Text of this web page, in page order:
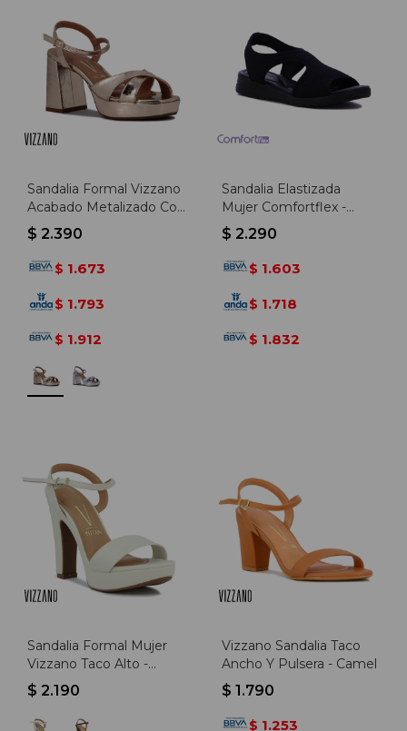
Sandalia Formal Vizzano
Acabado Metalizado Con
Pulsera Y Hebilla -
Dorado
$ 2.390
$ 1.673
$ 1.793
$ 1.912
Sandalia Elastizada
Mujer Comfortflex -
Negro-negro
$ 2.290
$ 1.603
$ 1.718
$ 1.832
Sandalia Formal Mujer
Vizzano Taco Alto -
Blanco
$ 2.190
Vizzano Sandalia Taco
Ancho Y Pulsera - Camel
$ 1.790
$ 1.253